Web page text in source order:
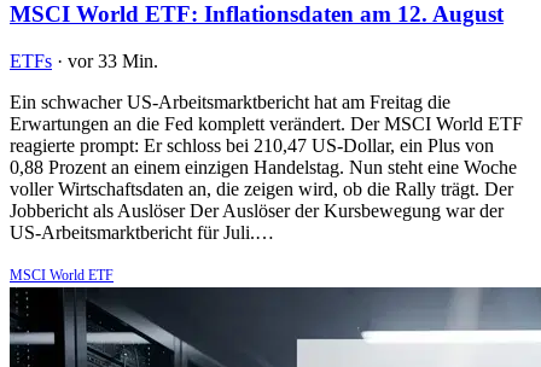
MSCI World ETF: Inflationsdaten am 12. August
ETFs · vor 33 Min.
Ein schwacher US-Arbeitsmarktbericht hat am Freitag die
Erwartungen an die Fed komplett verändert. Der MSCI World ETF
reagierte prompt: Er schloss bei 210,47 US-Dollar, ein Plus von
0,88 Prozent an einem einzigen Handelstag. Nun steht eine Woche
voller Wirtschaftsdaten an, die zeigen wird, ob die Rally trägt. Der
Jobbericht als Auslöser Der Auslöser der Kursbewegung war der
US-Arbeitsmarktbericht für Juli.…
MSCI World ETF